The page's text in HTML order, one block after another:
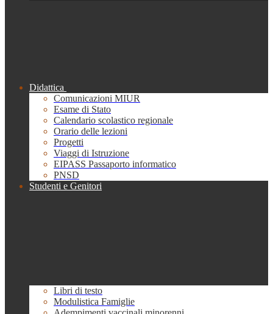
Didattica
Comunicazioni MIUR
Esame di Stato
Calendario scolastico regionale
Orario delle lezioni
Progetti
Viaggi di Istruzione
EIPASS Passaporto informatico
PNSD
Studenti e Genitori
Libri di testo
Modulistica Famiglie